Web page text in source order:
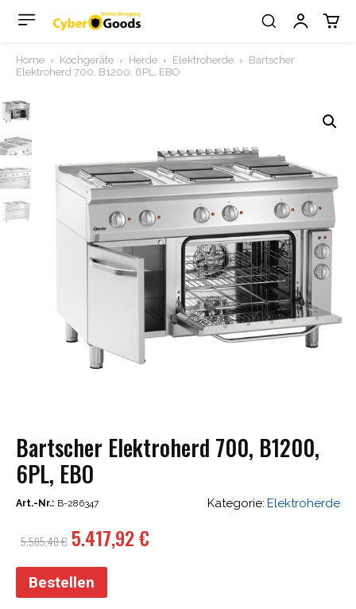
Home Kochgeräte Herde Elektroherde
Bartscher
Elektroherd 700, B1200, 6PL, EBO
Bartscher Elektroherd 700, B1200,
6PL, EBO
Art.-Nr.: B-286347 Kategorie: Elektroherde
5.585,48€ Ursprünglicher
Preis
war:
5.585,48 €
5.417,92€
Bestellen